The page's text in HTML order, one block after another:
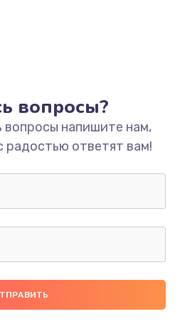
вопросы?
вопросы напишите нам,
радостью ответят вам!